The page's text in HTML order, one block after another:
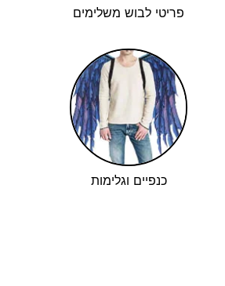
פריטי לבוש משלימים
כנפיים וגלימות